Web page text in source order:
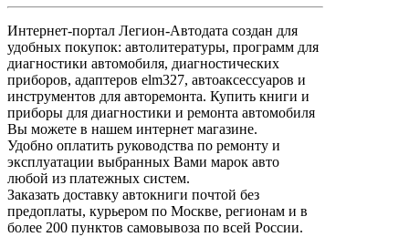
Интернет-портал Легион-Автодата создан для
удобных покупок: автолитературы, программ для
диагностики автомобиля, диагностических
приборов, адаптеров elm327, автоаксессуаров и
инструментов для авторемонта. Купить книги и
приборы для диагностики и ремонта автомобиля
Вы можете в нашем интернет магазине.
Удобно оплатить руководства по ремонту и
эксплуатации выбранных Вами марок авто
любой из платежных систем.
Заказать доставку автокниги почтой без
предоплаты, курьером по Москве, регионам и в
более 200 пунктов самовывоза по всей России.